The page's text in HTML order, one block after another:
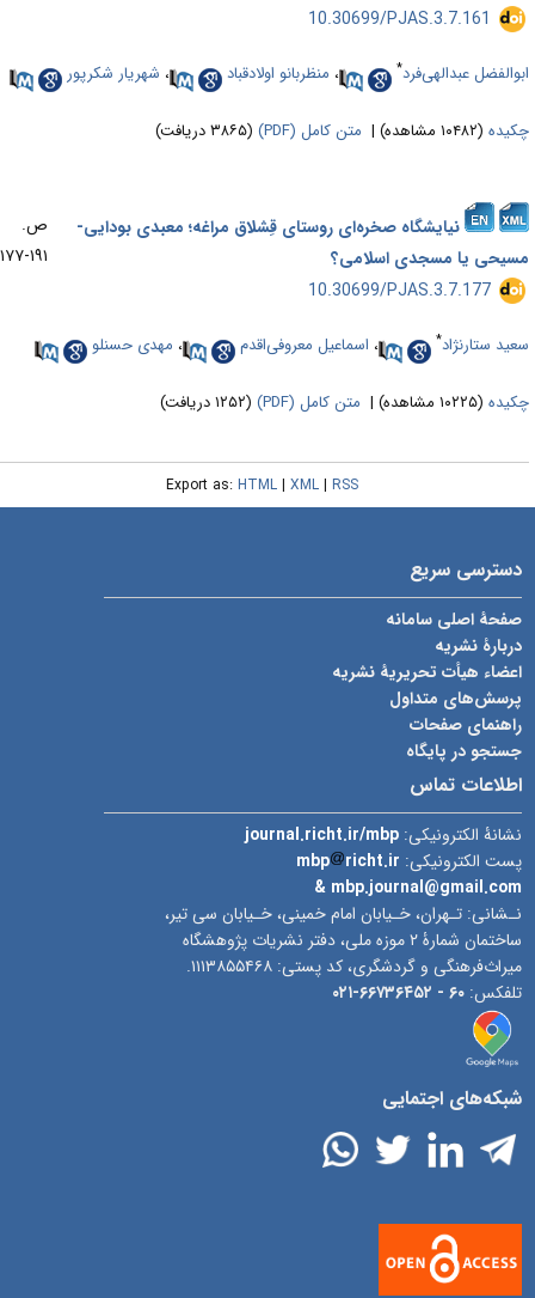
‎ 10.30699/PJAS.3.7.161
عبدالهی‌فرد ،منظربانو اولادقباد ،شهریار شکرپور
(۱۰۴۸۲ مشاهده) | متن کامل (PDF) (۳۸۶۵ دریافت)
نیایشگاه صخره‌ای روستای قِشلاق مراغه؛ معبدی بودایی-
یا مسجدی اسلامی؟
ص.
۱۹۱-۱۷۷
‎ 10.30699/PJAS.3.7.177
ستارنژاد* ،اسماعیل معروفی‌اقدم ،مهدی حسنلو
(۱۰۲۲۵ مشاهده) | متن کامل (PDF) (۱۲۵۲ دریافت)
Export as:HTML |XML |RSS
دسترسی سریع
صفحۀ اصلی سامانه
دربارۀ نشریه
اعضاء هیأت تحریریۀ نشریه
پرسش‌های متداول
راهنمای صفحات
جستجو در پایگاه
اطلاعات تماس
نشانۀ الکترونیکی:journal.richt.ir/mbp
پست الکترونیکی:
mbp
richt.ir
& mbp.journal@gmail.com
نـشانی: تـهران، خـیابان امام خمینی، خـیابان سی تیر،
ساختمان شمارۀ ۲ موزه ملی، دفتر نشریات پژوهشگاه
میراث‌فرهنگی و گردشگری، کد پستی: ۱۱۱۳۸۵۵۴۶۸.
تلفکس:۶۰ - ۶۶۷۳۶۴۵۲-۰۲۱
شبکه‌های اجتمایی